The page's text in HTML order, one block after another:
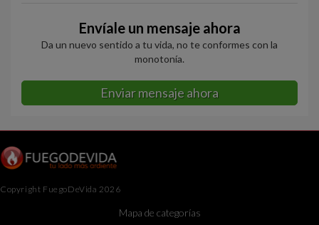
Envíale un mensaje ahora
Da un nuevo sentido a tu vida, no te conformes con la
monotonía.
Enviar mensaje ahora
Copyright FuegoDeVida 2026
Mapa de categorías